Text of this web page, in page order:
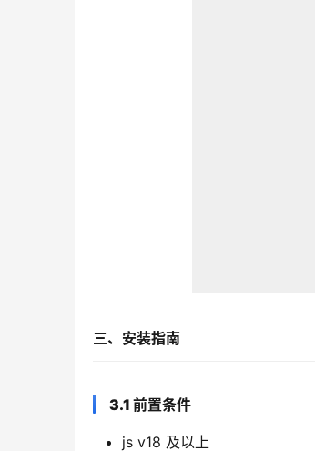
三、安装指南
3.1 前置条件
js v18 及以上